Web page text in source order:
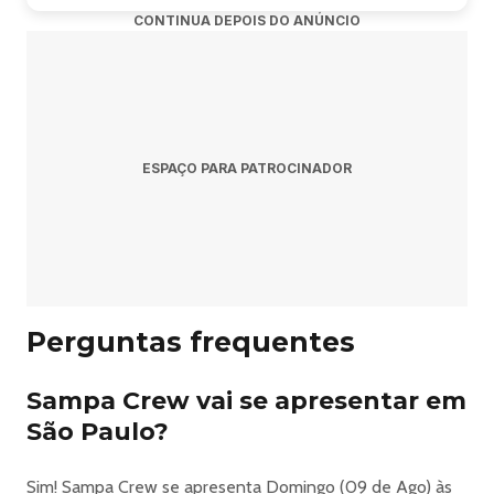
CONTINUA DEPOIS DO ANÚNCIO
ESPAÇO PARA PATROCINADOR
Perguntas frequentes
Sampa Crew vai se apresentar em
São Paulo?
Sim! Sampa Crew se apresenta Domingo (09 de Ago) às